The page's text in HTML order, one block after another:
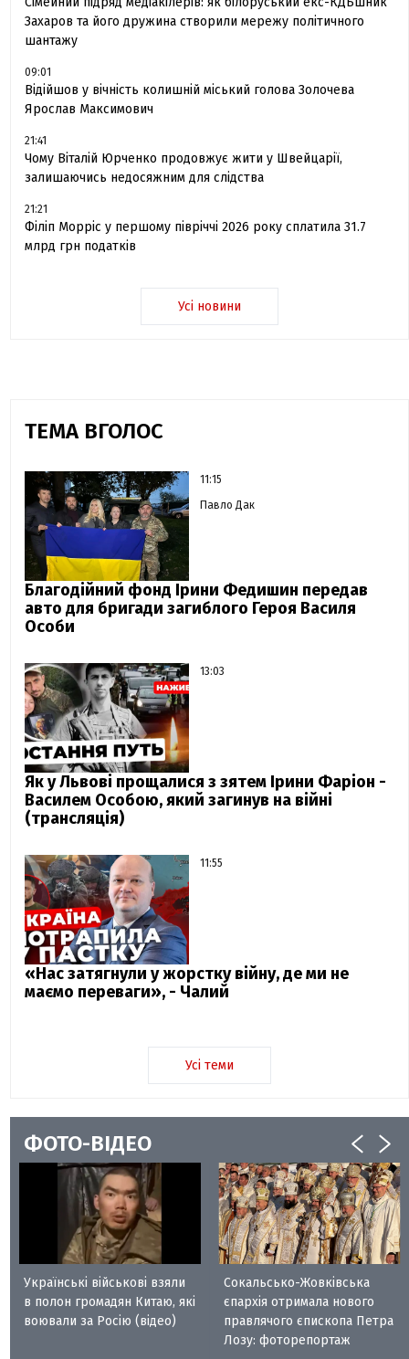
Захаров та його дружина створили мережу політичного
шантажу
09:01
Відійшов у вічність колишній міський голова Золочева
Ярослав Максимович
21:41
Чому Віталій Юрченко продовжує жити у Швейцарії,
залишаючись недосяжним для слідства
21:21
Філіп Морріс у першому півріччі 2026 року сплатила 31.7
млрд грн податків
Усі новини
ТЕМА ВГОЛОС
11:15
Павло Дак
Благодійний фонд Ірини Федишин передав
авто для бригади загиблого Героя Василя
Особи
13:03
Як у Львові прощалися з зятем Ірини Фаріон -
Василем Особою, який загинув на війні
(трансляція)
11:55
«Нас затягнули у жорстку війну, де ми не
маємо переваги», - Чалий
Усі теми
ФОТО-ВІДЕО
Українські військові взяли
в полон громадян Китаю, які
воювали за Росію (відео)
Сокальсько-Жовківська
єпархія отримала нового
правлячого єпископа Петра
Лозу: фоторепортаж